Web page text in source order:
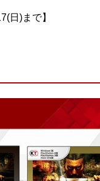
日)まで】